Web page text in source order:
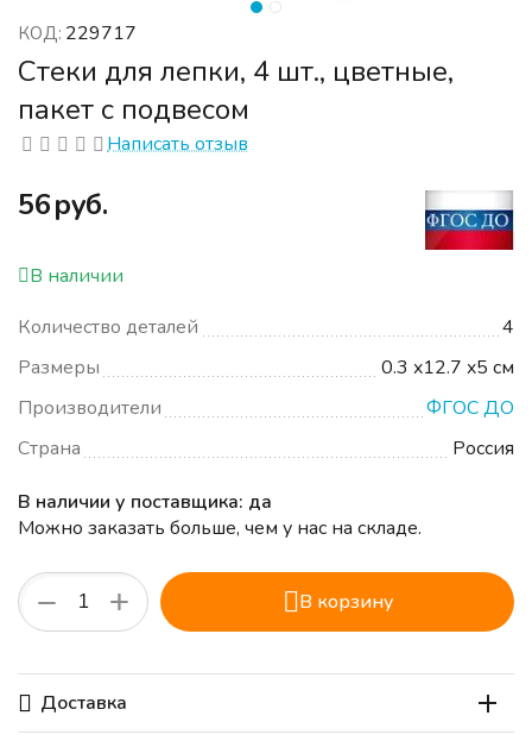
КОД: 229717
Стеки для лепки, 4 шт., цветные,
пакет с подвесом
Написать отзыв
‍56‍руб.
В наличии
Количество деталей
4
Размеры
0.3 x12.7 x5 см
Производители
ФГОС ДО
Страна
Россия
В наличии у поставщика: да
Можно заказать больше, чем у нас на складе.
+
− В корзину
Доставка